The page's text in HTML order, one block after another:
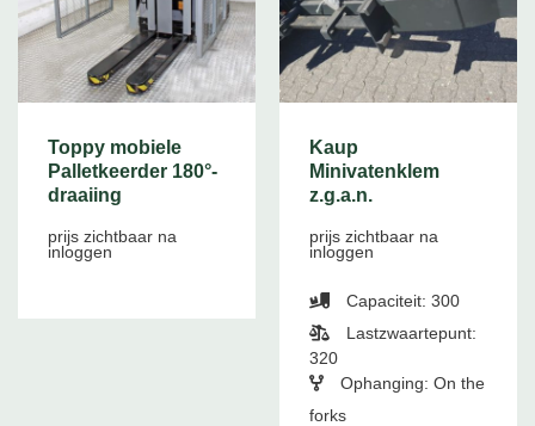
Toppy mobiele
Palletkeerder 180°-
draaiing
prijs zichtbaar na
inloggen
Kaup
Minivatenklem
z.g.a.n.
prijs zichtbaar na
inloggen
Capaciteit: 300
Lastzwaartepunt:
320
Ophanging: On the
forks